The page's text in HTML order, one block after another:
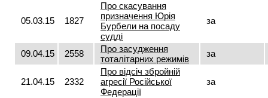
05.03.15 1827
Про скасування
призначення Юрія
Бурбели на посаду
судді
за
09.04.15 2558
Про засудження
тоталітарних режимів
за
21.04.15 2332
Про відсіч збройній
агресії Російської
Федерації
за